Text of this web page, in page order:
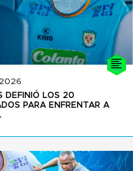
DEFINIÓ LOS 20
PARA ENFRENTAR A